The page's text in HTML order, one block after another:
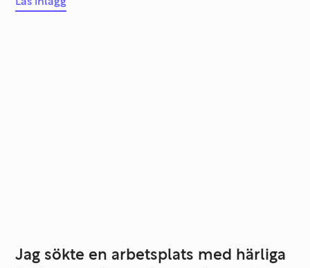
Läs inlägg
Jag sökte en arbetsplats med härliga